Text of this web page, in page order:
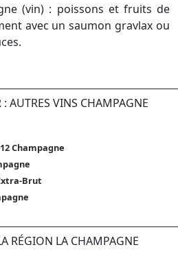
(vin) : poissons et fruits de
avec un saumon gravlax ou
AUTRES VINS CHAMPAGNE
Champagne
Brut
RÉGION LA CHAMPAGNE